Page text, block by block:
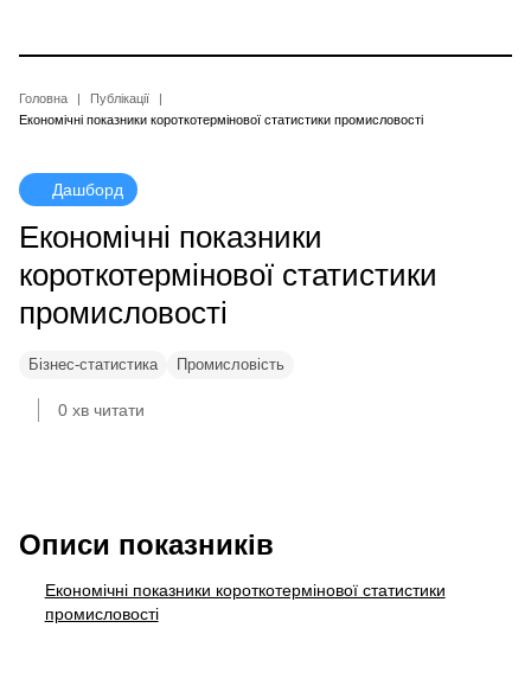
основного
Рядок
Головна
Публікації
Економічні показники короткотермінової статистики промисловості
Дашборд
Економічні показники
короткотермінової статистики
промисловості
Бізнес-статистика Промисловість
0 хв читати
Описи показників
Економічні показники короткотермінової статистики
промисловості